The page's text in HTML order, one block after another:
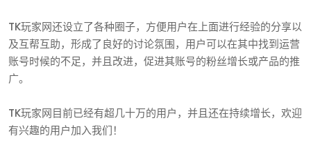
TK玩家网还设立了各种圈子，方便用户在上面进行经验的分享以
及互帮互助，形成了良好的讨论氛围，用户可以在其中找到运营
账号时候的不足，并且改进，促进其账号的粉丝增长或产品的推
广。
TK玩家网目前已经有超几十万的用户，并且还在持续增长，欢迎
有兴趣的用户加入我们！